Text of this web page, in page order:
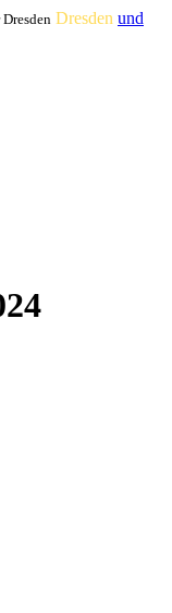
Dresden und